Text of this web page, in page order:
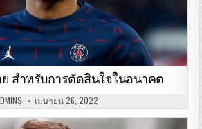
สำหรับการตัดสินใจในอนาคต
เมษายน 26, 2022